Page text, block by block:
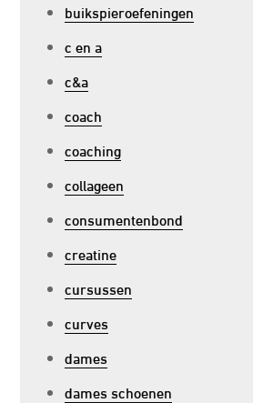
buikspieroefeningen
c en a
c&a
coach
coaching
collageen
consumentenbond
creatine
cursussen
curves
dames
dames schoenen